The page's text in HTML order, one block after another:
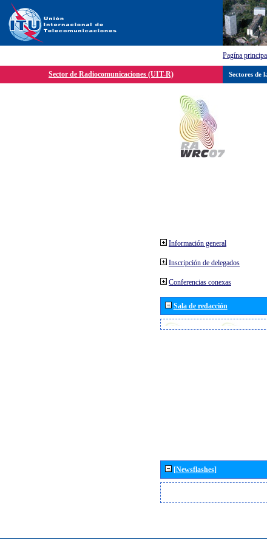
Pagína
Sector de Radiocomunicaciones (UIT-R)
Información general
Inscripción de delegados
Conferencias conexas
Sala de redacción
[Newsflashes]
Sectores de